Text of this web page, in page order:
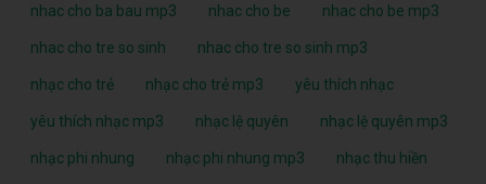
nhac cho ba bau mp3 nhac cho be nhac cho be mp3
nhac cho tre so sinh nhac cho tre so sinh mp3
nhạc cho trẻ nhạc cho trẻ mp3 yêu thích nhạc
yêu thích nhạc mp3 nhạc lệ quyên nhạc lệ quyên mp3
nhạc phi nhung nhạc phi nhung mp3 nhạc thu hiền